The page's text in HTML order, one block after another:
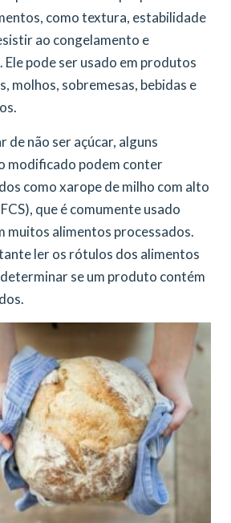
como textura, estabilidade
ao congelamento e
pode ser usado em produtos
molhos, sobremesas, bebidas e
de não ser açúcar, alguns
modificado podem conter
como xarope de milho com alto
que é comumente usado
muitos alimentos processados.
ler os rótulos dos alimentos
se um produto contém